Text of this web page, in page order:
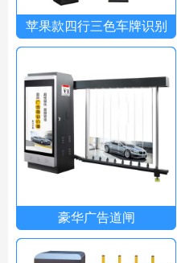
苹果款四行三色车牌识别
豪华广告道闸